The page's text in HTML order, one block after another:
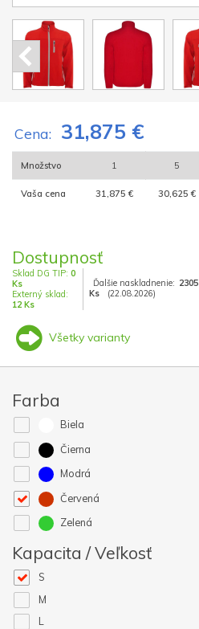
Cena: 31,875 €
Množstvo 1 5
Vaša cena 31,875 € 30,625 €
Dostupnosť
Sklad DG TIP: 0
Ks
Externý sklad:
12 Ks
Ďalšie naskladnenie: 2305
Ks
(22.08.2026)
Všetky varianty
Farba
Biela
Čierna
Modrá
Červená
Zelená
Kapacita / Veľkosť
S
M
L